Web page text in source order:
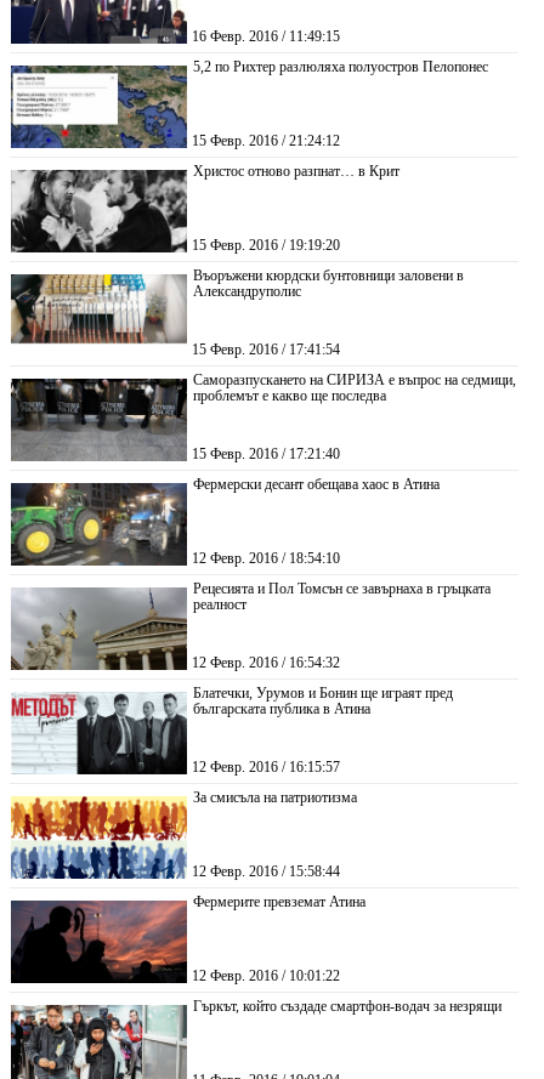
16 Февр. 2016 / 11:49:15
5,2 по Рихтер разлюляха полуостров Пелопонес
15 Февр. 2016 / 21:24:12
Христос отново разпнат… в Крит
15 Февр. 2016 / 19:19:20
Въоръжени кюрдски бунтовници заловени в
Александруполис
15 Февр. 2016 / 17:41:54
Саморазпускането на СИРИЗА е въпрос на седмици,
проблемът е какво ще последва
15 Февр. 2016 / 17:21:40
Фермерски десант обещава хаос в Атина
12 Февр. 2016 / 18:54:10
Рецесията и Пол Томсън се завърнаха в гръцката
реалност
12 Февр. 2016 / 16:54:32
Блатечки, Урумов и Бонин ще играят пред
българската публика в Атина
12 Февр. 2016 / 16:15:57
За смисъла на патриотизма
12 Февр. 2016 / 15:58:44
Фермерите превземат Атина
12 Февр. 2016 / 10:01:22
Гъркът, който създаде смартфон-водач за незрящи